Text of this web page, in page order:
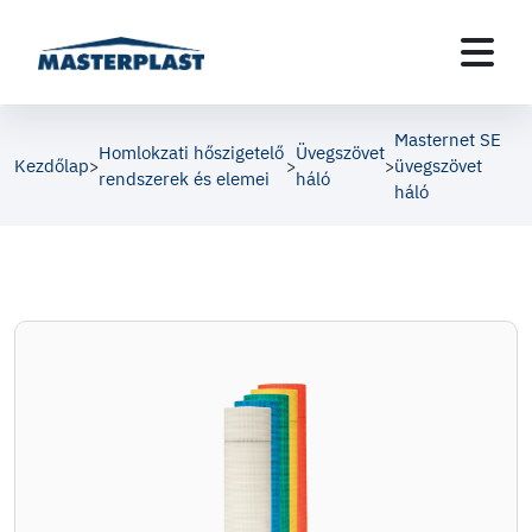
Kezdőlap>
Homlokzati hőszigetelő
rendszerek és elemei
>
Üvegszövet
háló
>
Masternet SE
üvegszövet
háló